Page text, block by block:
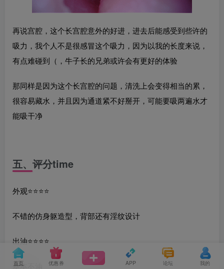
再说宫腔，这个长宫腔意外的好进，进去后能感受到些许的
吸力，我个人不是很感冒这个吸力，因为以我的长度来说，
有点难碰到（，牛子长的兄弟或许会有更好的体验
那同样是因为这个长宫腔的问题，清洗上会变得相当的累，
很容易藏水，并且因为通道紧不好掰开，可能要吸两遍水才
能吸干净
五、评分time
外观⭐️⭐️⭐️⭐️
不错的仿身躯造型，背部还有淫纹设计
出油⭐️⭐️⭐️⭐️
基本不油
首页 优惠券 APP 论坛 我的